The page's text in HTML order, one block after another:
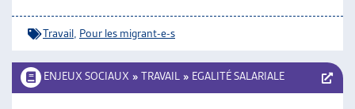
Travail Pour les migrant-e-s
ENJEUX SOCIAUX » TRAVAIL » EGALITÉ SALARIALE